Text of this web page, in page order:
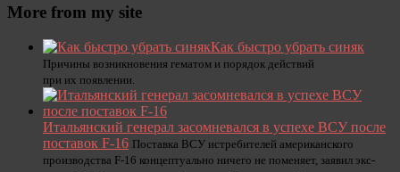
More from my site
Как быстро убрать синяк
Причины возникновения гематом и порядок действий
при их появлении.
Итальянский генерал засомневался в успехе ВСУ после
поставок F-16 Поставка ВСУ истребителей американского
производства F-16 концептуально ничего не поменяет, заявил экс-